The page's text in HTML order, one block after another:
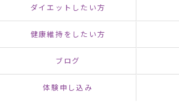
ダイエットしたい方
健康維持をしたい方
ブログ
体験申し込み